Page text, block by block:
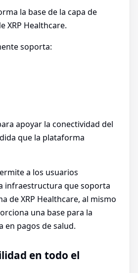
la base de la capa de
XRP Healthcare.
soporta:
apoyar la conectividad del
que la plataforma
a los usuarios
infraestructura que soporta
de XRP Healthcare, al mismo
una base para la
en pagos de salud.
en todo el